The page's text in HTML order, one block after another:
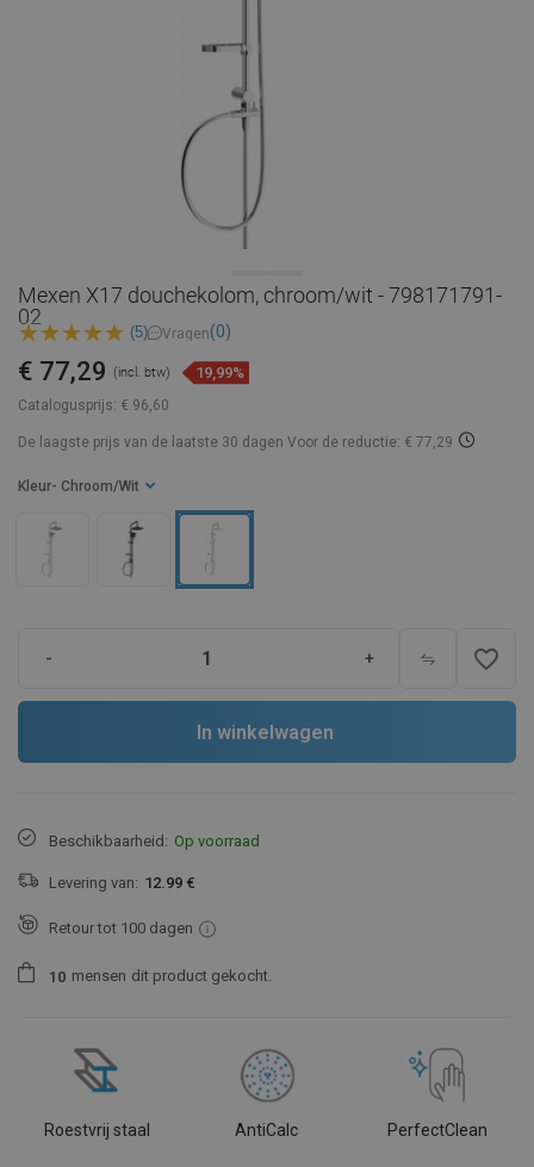
Mexen X17 douchekolom, chroom/wit - 798171791-
02
(5) Vragen(0)
Catalogusprijs: € 96,60
€ 77,29 (incl. btw) 19,99%
De laagste prijs van de laatste 30 dagen Voor de reductie: € 77,29
Kleur - Chroom/Wit
- + favorite_border
In winkelwagen
Beschikbaarheid: Op voorraad
Levering van: 12.99 €
Retour tot 100 dagen
1 0 mensen dit product gekocht.
Roestvrij staal AntiCalc PerfectClean